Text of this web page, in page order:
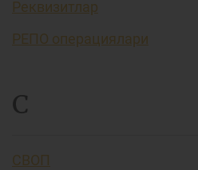
Реквизитлар
РЕПО операциялари
С
СВОП